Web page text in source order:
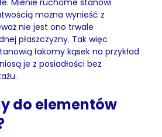
Mienie ruchome stanowi
można wynieść z
nie jest ono trwale
płaszczyzny. Tak więc
łakomy kąsek na przykład
je z posiadłości bez
do elementów